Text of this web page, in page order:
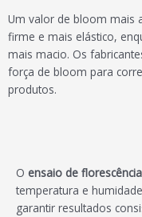
Um valor de bloom mais
firme e mais elástico,
mais macio. Os
força de bloom para
produtos.
O ensaio de florescência
temperatura e
garantir resultados